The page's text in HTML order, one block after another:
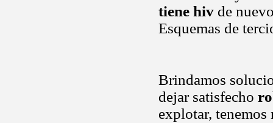
tiene hiv de
Esquemas de
Brindamos
dejar satisfecho
explotar, tenemos